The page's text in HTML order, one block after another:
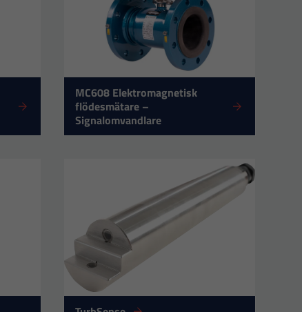
MC608 Elektromagnetisk
flödesmätare –
Signalomvandlare